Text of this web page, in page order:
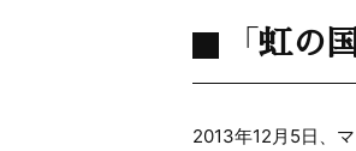
「虹の
2013年12月5日、